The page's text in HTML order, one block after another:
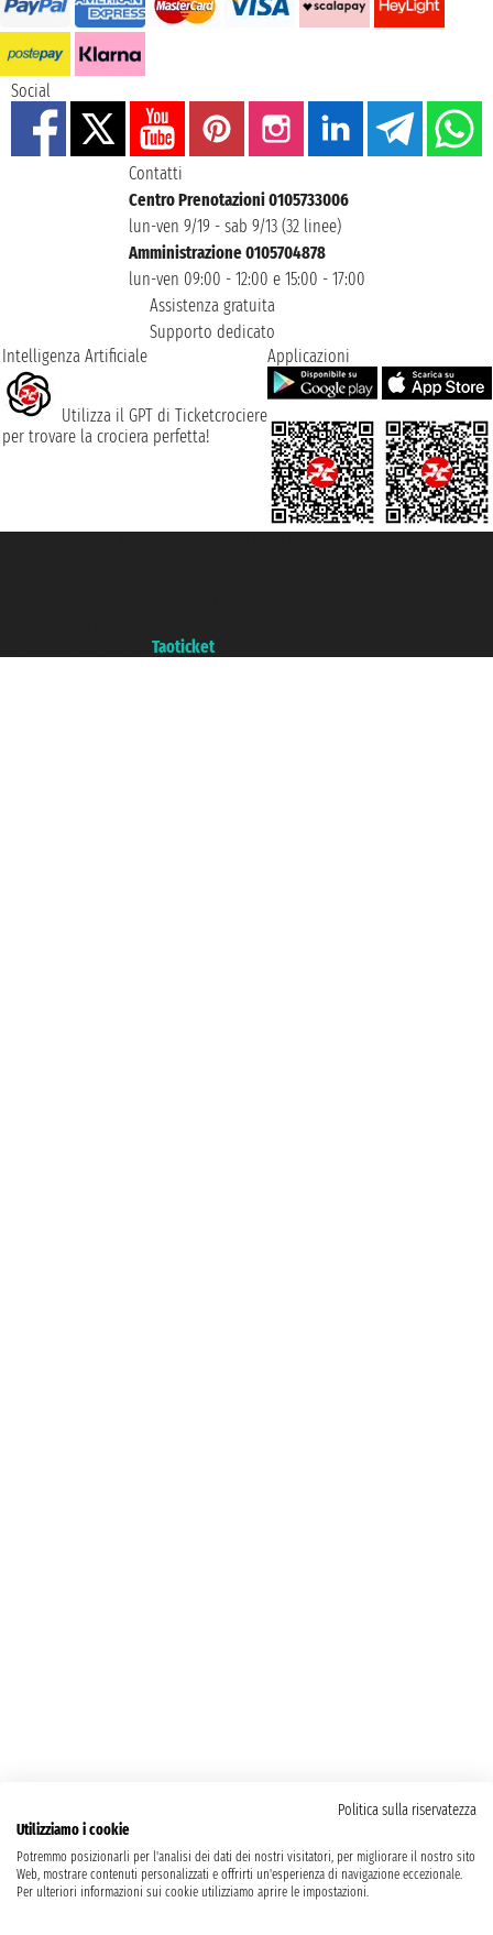
Social
Contatti
Centro Prenotazioni 0105733006
lun-ven 9/19 - sab 9/13 (32 linee)
Amministrazione 0105704878
lun-ven 09:00 - 12:00 e 15:00 - 17:00
Assistenza gratuita
Supporto dedicato
Intelligenza Artificiale
Utilizza il GPT di Ticketcrociere
per trovare la crociera perfetta!
Applicazioni
Taoticket
Politica sulla riservatezza
Utilizziamo i cookie
Potremmo posizionarli per l'analisi dei dati dei nostri visitatori, per migliorare il nostro sito
Web, mostrare contenuti personalizzati e offrirti un'esperienza di navigazione eccezionale.
Per ulteriori informazioni sui cookie utilizziamo aprire le impostazioni.